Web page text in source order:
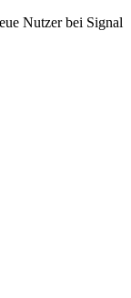
Nutzer bei Signal